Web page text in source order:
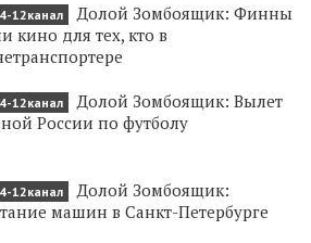
12канал
Долой Зомбоящик: Финны
кино для тех, кто в
12канал
Долой Зомбоящик: Вылет
России по футболу
12канал
Долой Зомбоящик:
машин в Санкт-Петербурге